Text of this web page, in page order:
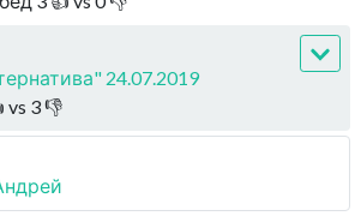
24.07.2019
vs 3👎